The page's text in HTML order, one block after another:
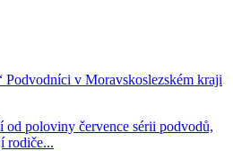
Podvodníci v Moravskoslezském kraji
od poloviny července sérii podvodů,
rodiče...